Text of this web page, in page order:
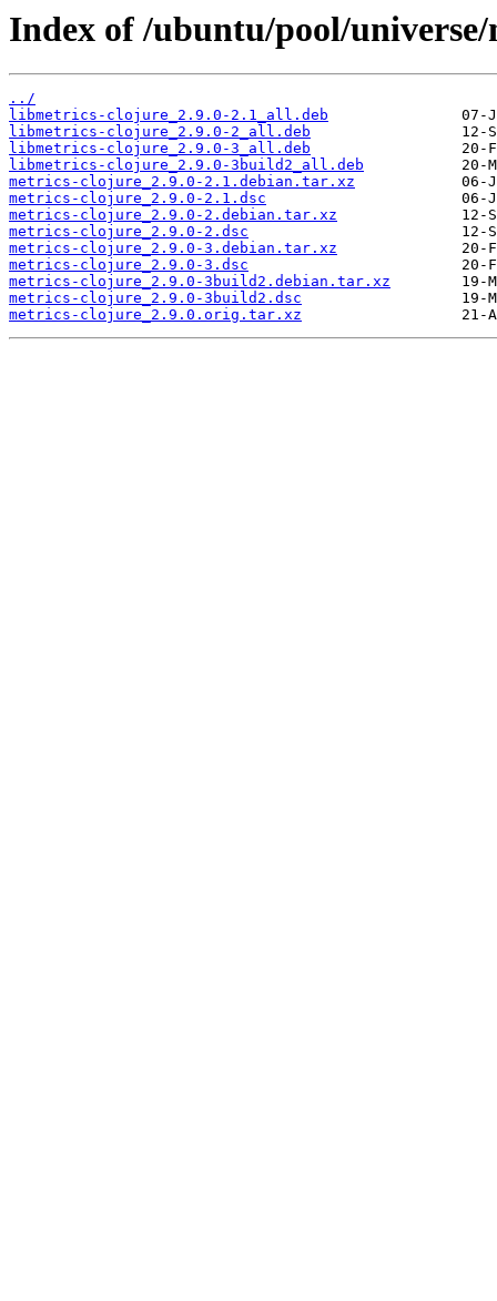
Index of /ubuntu/pool/
../
libmetrics-clojure_2.9.0-2.1_all.deb
libmetrics-clojure_2.9.0-2_all.deb
libmetrics-clojure_2.9.0-3_all.deb
libmetrics-clojure_2.9.0-3build2_all.deb
metrics-clojure_2.9.0-2.1.debian.tar.xz
metrics-clojure_2.9.0-2.1.dsc
metrics-clojure_2.9.0-2.debian.tar.xz
metrics-clojure_2.9.0-2.dsc
metrics-clojure_2.9.0-3.debian.tar.xz
metrics-clojure_2.9.0-3.dsc
metrics-clojure_2.9.0-3build2.debian.tar.xz
metrics-clojure_2.9.0-3build2.dsc
metrics-clojure_2.9.0.orig.tar.xz